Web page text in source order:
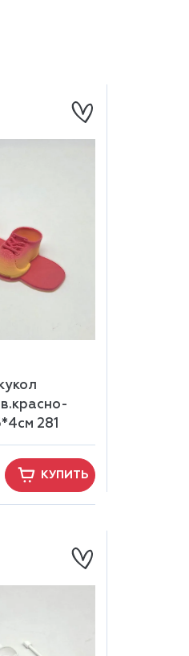
281
КУПИТЬ